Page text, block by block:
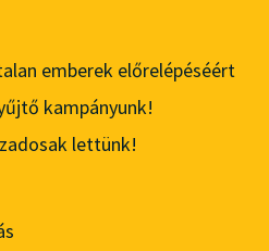
emberek előrelépéséért
kampányunk!
lettünk!